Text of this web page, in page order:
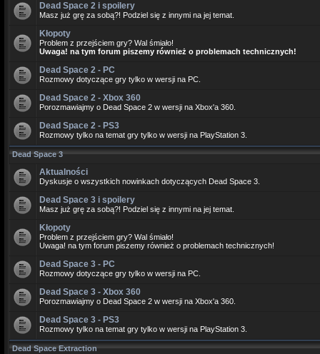
Dead Space 2 i spoilery
Masz już grę za sobą?! Podziel się z innymi na jej temat.
Kłopoty
Problem z przejściem gry? Wal śmiało!
Uwaga! na tym forum piszemy również o problemach technicznych!
Dead Space 2 - PC
Rozmowy dotyczące gry tylko w wersji na PC.
Dead Space 2 - Xbox 360
Porozmawiajmy o Dead Space 2 w wersji na Xbox'a 360.
Dead Space 2 - PS3
Rozmowy tylko na temat gry tylko w wersji na PlayStation 3.
Dead Space 3
Aktualności
Dyskusje o wszystkich nowinkach dotyczących Dead Space 3.
Dead Space 3 i spoilery
Masz już grę za sobą?! Podziel się z innymi na jej temat.
Kłopoty
Problem z przejściem gry? Wal śmiało!
Uwaga! na tym forum piszemy również o problemach technicznych!
Dead Space 3 - PC
Rozmowy dotyczące gry tylko w wersji na PC.
Dead Space 3 - Xbox 360
Porozmawiajmy o Dead Space 2 w wersji na Xbox'a 360.
Dead Space 3 - PS3
Rozmowy tylko na temat gry tylko w wersji na PlayStation 3.
Dead Space Extraction